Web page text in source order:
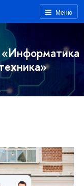
Меню
«Информатика